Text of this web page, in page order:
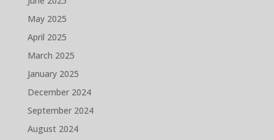
May 2025
April 2025
March 2025
January 2025
December 2024
September 2024
August 2024